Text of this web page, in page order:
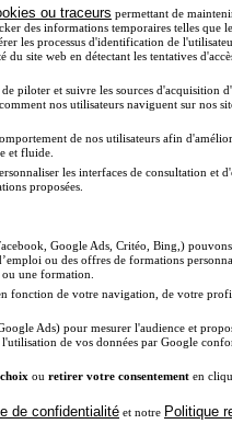
par ville les plus
ou traceurs permettant de
des informations temporaires telles que
les processus d'identification de
site web en détectant les tentatives
piloter et suivre les sources d'acquisition
nos utilisateurs naviguent sur nos
de nos utilisateurs afin
et fluide.
les interfaces de consultation et
proposées.
Google Ads, Critéo, Bing,)
ou des offres de formations
une formation.
fonction de votre navigation, de votre
Ads) pour mesurer l'audience et
l'utilisation de vos données par Google
ou retirer votre consentement en
de confidentialité et notre Politique